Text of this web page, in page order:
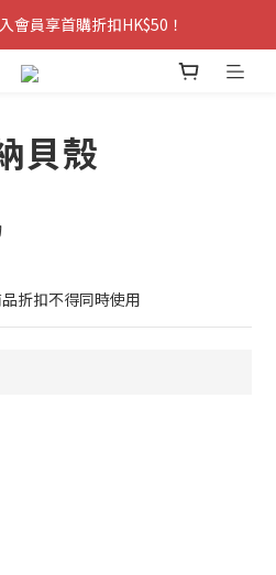
會員享首購折扣HK$50！
貝殼
折扣不得同時使用